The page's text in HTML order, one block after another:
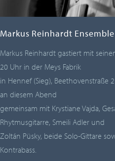
Markus Reinhardt Ensemble
Markus Reinhardt gastiert mit
20 Uhr in der Meys Fabrik
in Hennef (Sieg), Beethovenstraße
an diesem Abend
gemeinsam mit Krystiane Vajda,
Rhytmusgitarre, Smeili Adler und
Zoltán Püsky, beide Solo-Gittare
Kontrabass.